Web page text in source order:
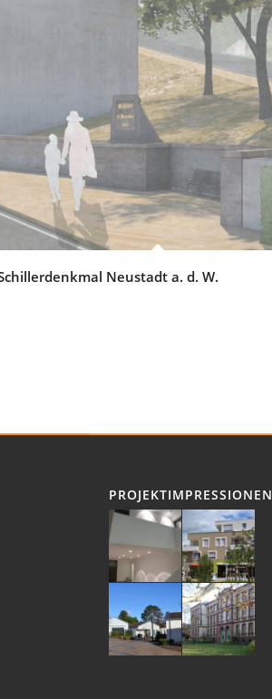
Neustadt a. d. W.
PROJEKTIMPRESSIONEN